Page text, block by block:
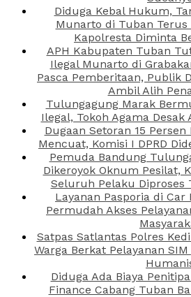
Diduga Kebal Hukum,
Munarto di Tuban Terus
Kapolresta Diminta
APH Kabupaten Tuban
Ilegal Munarto di
Pasca Pemberitaan, Publik
Ambil Alih
Tulungagung Marak
Ilegal, Tokoh Agama Desak
Dugaan Setoran 15 Persen
Mencuat, Komisi I DPRD
Pemuda Bandung
Dikeroyok Oknum Pesilat,
Seluruh Pelaku Diproses
Layanan Pasporia di Car
Permudah Akses
Satpas Satlantas Polres
Warga Berkat Pelayanan
Diduga Ada Biaya
Finance Cabang Tuban